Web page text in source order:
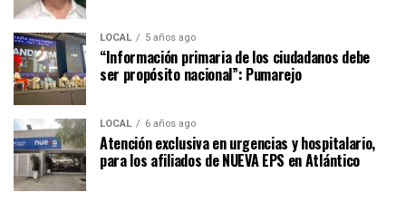
LOCAL 5 años ago
“Información primaria de los ciudadanos debe
ser propósito nacional”: Pumarejo
LOCAL 6 años ago
Atención exclusiva en urgencias y hospitalario,
para los afiliados de NUEVA EPS en Atlántico